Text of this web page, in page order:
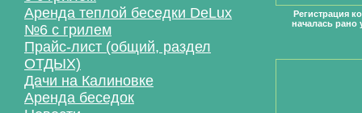
Аренда теплой беседки DeLux
№6 с грилем
Прайс-лист (общий, раздел
ОТДЫХ)
Дачи на Калиновке
Аренда беседок
Регистрация
началась рано